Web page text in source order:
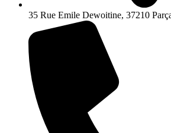
35 Rue Emile Dewoitine, 37210